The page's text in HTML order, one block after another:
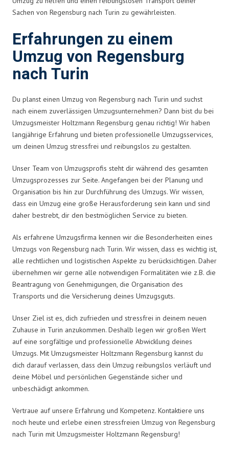
Sachen von Regensburg nach Turin zu gewährleisten.
Erfahrungen zu einem
Umzug von Regensburg
nach Turin
Du planst einen Umzug von Regensburg nach Turin und suchst
nach einem zuverlässigen Umzugsunternehmen? Dann bist du bei
Umzugsmeister Holtzmann Regensburg genau richtig! Wir haben
langjährige Erfahrung und bieten professionelle Umzugsservices,
um deinen Umzug stressfrei und reibungslos zu gestalten.
Unser Team von Umzugsprofis steht dir während des gesamten
Umzugsprozesses zur Seite. Angefangen bei der Planung und
Organisation bis hin zur Durchführung des Umzugs. Wir wissen,
dass ein Umzug eine große Herausforderung sein kann und sind
daher bestrebt, dir den bestmöglichen Service zu bieten.
Als erfahrene Umzugsfirma kennen wir die Besonderheiten eines
Umzugs von Regensburg nach Turin. Wir wissen, dass es wichtig ist,
alle rechtlichen und logistischen Aspekte zu berücksichtigen. Daher
übernehmen wir gerne alle notwendigen Formalitäten wie z.B. die
Beantragung von Genehmigungen, die Organisation des
Transports und die Versicherung deines Umzugsguts.
Unser Ziel ist es, dich zufrieden und stressfrei in deinem neuen
Zuhause in Turin anzukommen. Deshalb legen wir großen Wert
auf eine sorgfältige und professionelle Abwicklung deines
Umzugs. Mit Umzugsmeister Holtzmann Regensburg kannst du
dich darauf verlassen, dass dein Umzug reibungslos verläuft und
deine Möbel und persönlichen Gegenstände sicher und
unbeschädigt ankommen.
Vertraue auf unsere Erfahrung und Kompetenz. Kontaktiere uns
noch heute und erlebe einen stressfreien Umzug von Regensburg
nach Turin mit Umzugsmeister Holtzmann Regensburg!